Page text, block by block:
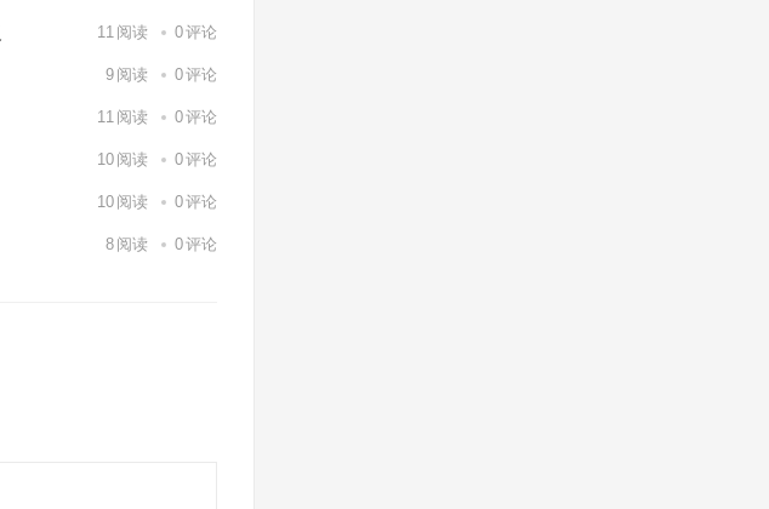
11 阅读 0评论
9 阅读 0评论
11 阅读 0评论
10 阅读 0评论
10 阅读 0评论
8 阅读 0评论